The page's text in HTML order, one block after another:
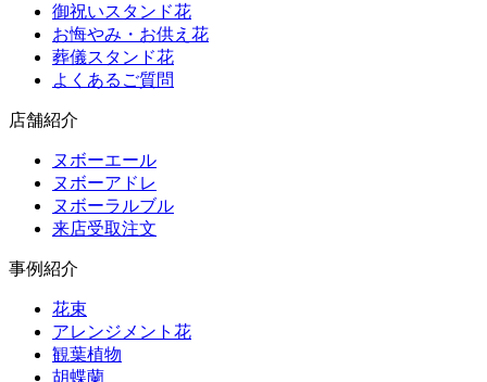
御祝いスタンド花
お悔やみ・お供え花
葬儀スタンド花
よくあるご質問
店舗紹介
ヌボーエール
ヌボーアドレ
ヌボーラルブル
来店受取注文
事例紹介
花束
アレンジメント花
観葉植物
胡蝶蘭